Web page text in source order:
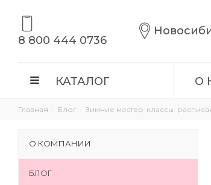
8 800 444 0736
КАТАЛОГ О
Главная - Блог - Зимние мастер-классы:
О КОМПАНИИ
БЛОГ